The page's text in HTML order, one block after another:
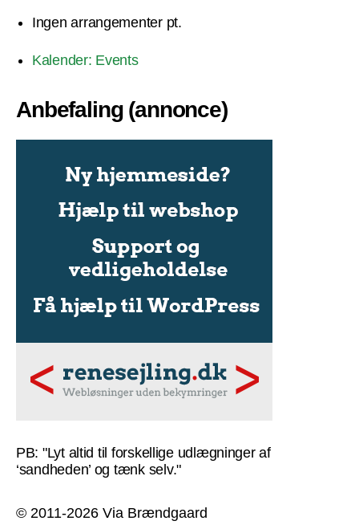
Ingen arrangementer pt.
Kalender: Events
Anbefaling (annonce)
PB: "Lyt altid til forskellige udlægninger af
‘sandheden’ og tænk selv."
© 2011-2026 Via Brændgaard